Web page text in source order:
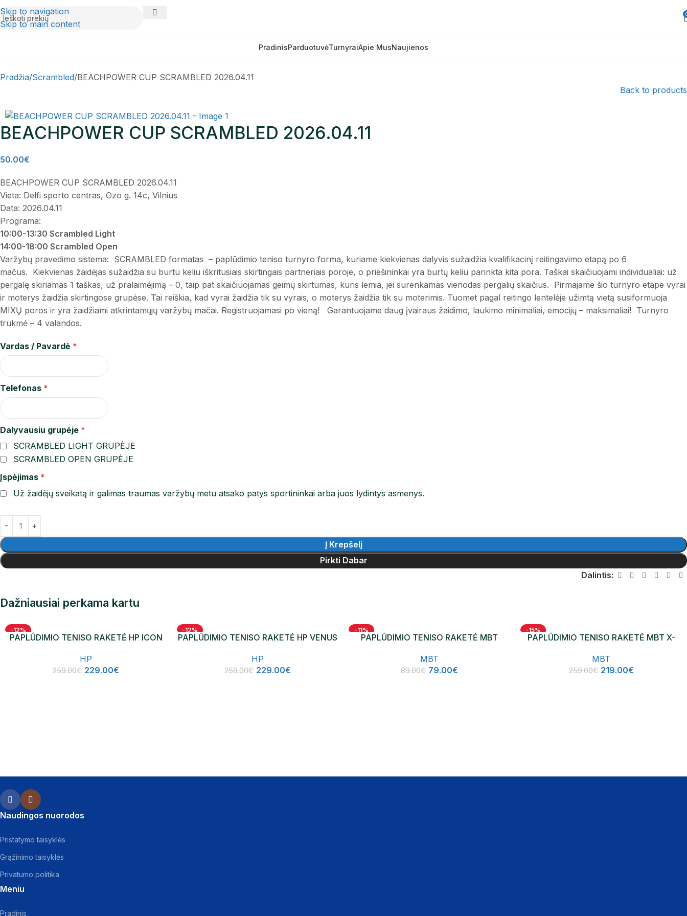
Skip to navigation
Skip to main content
PradinisParduotuvėTurnyraiApie MusNaujienos
Pradžia Scrambled BEACHPOWER CUP SCRAMBLED 2026.04.11
Back to products
BEACHPOWER CUP SCRAMBLED 2026.04.11
50.00€
BEACHPOWER CUP SCRAMBLED 2026.04.11
Vieta: Delfi sporto centras, Ozo g. 14c, Vilnius
Data: 2026.04.11
Programa:
10:00-13:30 Scrambled Light
14:00-18:00 Scrambled Open
Varžybų pravedimo sistema: SCRAMBLED formatas – paplūdimio teniso turnyro forma, kuriame kiekvienas dalyvis sužaidžia kvalifikacinį reitingavimo etapą po 6
mačus. Kiekvienas žaidėjas sužaidžia su burtu keliu iškritusiais skirtingais partneriais poroje, o priešininkai yra burtų keliu parinkta kita pora. Taškai skaičiuojami individualiai: už
pergalę skiriamas 1 taškas, už pralaimėjimą – 0, taip pat skaičiuojamas geimų skirtumas, kuris lemia, jei surenkamas vienodas pergalių skaičius. Pirmajame šio turnyro etape vyrai
ir moterys žaidžia skirtingose grupėse. Tai reiškia, kad vyrai žaidžia tik su vyrais, o moterys žaidžia tik su moterimis. Tuomet pagal reitingo lentelėje užimtą vietą susiformuoja
MIXŲ poros ir yra žaidžiami atkrintamųjų varžybų mačai. Registruojamasi po vieną! Garantuojame daug įvairaus žaidimo, laukimo minimaliai, emocijų – maksimaliai! Turnyro
trukmė – 4 valandos.
Vardas / Pavardė
Telefonas
Dalyvausiu grupėje
SCRAMBLED LIGHT GRUPĖJE
SCRAMBLED OPEN GRUPĖJE
Įspėjimas
Už žaidėjų sveikatą ir galimas traumas varžybų metu atsako patys sportininkai arba juos lydintys asmenys.
Į Krepšelį
Pirkti Dabar
Dalintis:
Dažniausiai perkama kartu
-12%
NAUJIENA
PAPLŪDIMIO TENISO RAKETĖ HP ICON
HP
259.00€ 229.00€
-12%
NAUJIENA
PAPLŪDIMIO TENISO RAKETĖ HP VENUS
HP
259.00€ 229.00€
-11%
PAPLŪDIMIO TENISO RAKETĖ MBT
MBT
89.00€ 79.00€
-15%
NAUJIENA
PAPLŪDIMIO TENISO RAKETĖ MBT X-
MBT
259.00€ 219.00€
Naudingos nuorodos
Pristatymo taisyklės
Grąžinimo taisyklės
Privatumo politika
Meniu
Pradinis